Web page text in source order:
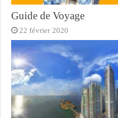
Guide de Voyage
22 février 2020